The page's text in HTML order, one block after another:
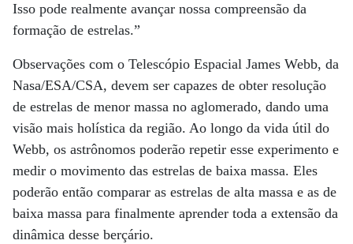
Isso pode realmente avançar nossa compreensão da
formação de estrelas.”
Observações com o Telescópio Espacial James Webb, da
Nasa/ESA/CSA, devem ser capazes de obter resolução
de estrelas de menor massa no aglomerado, dando uma
visão mais holística da região. Ao longo da vida útil do
Webb, os astrônomos poderão repetir esse experimento e
medir o movimento das estrelas de baixa massa. Eles
poderão então comparar as estrelas de alta massa e as de
baixa massa para finalmente aprender toda a extensão da
dinâmica desse berçário.